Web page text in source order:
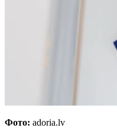
Фото: adoria.lv